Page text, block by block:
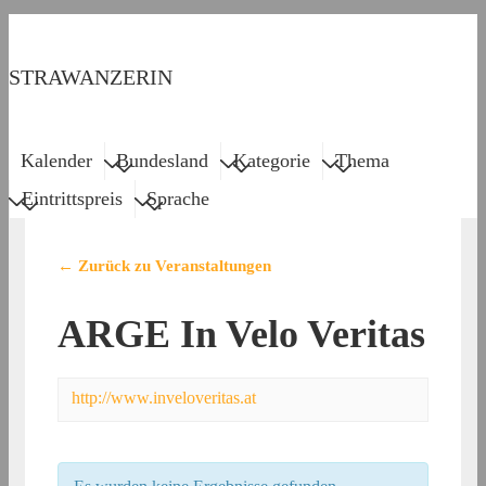
Inhalt
STRAWANZERIN
Main
Kalender Bundesland Kategorie
Thema
Eintrittspreis
Sprache
← Zurück zu Veranstaltungen
ARGE In Velo Veritas
http://www.inveloveritas.at